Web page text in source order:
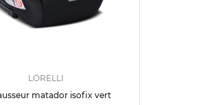
LORELLI
matador isofix vert